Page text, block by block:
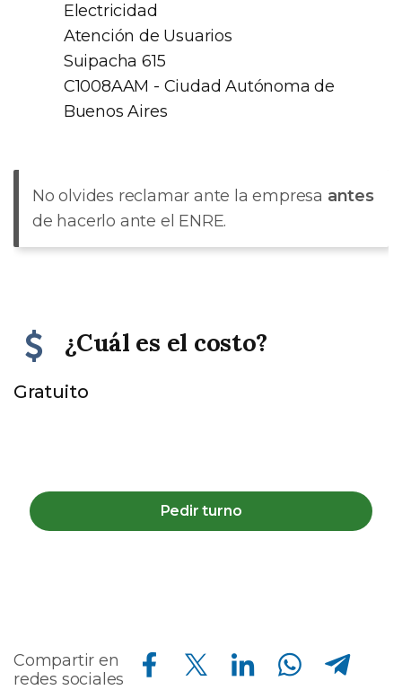
Electricidad
Atención de Usuarios
Suipacha 615
C1008AAM - Ciudad Autónoma de
Buenos Aires
No olvides reclamar ante la empresa antes
de hacerlo ante el ENRE.
¿Cuál es el costo?
Gratuito
Pedir turno
Compartir en
redes sociales
Compartir en Facebook Compartir en Twitter Compartir en Linkedin Compartir en Whatsapp Compartir en Telegram